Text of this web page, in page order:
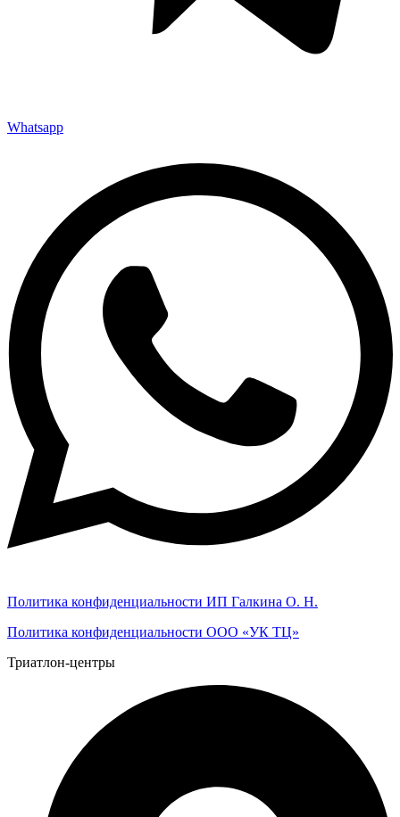
Whatsapp
Политика конфиденциальности ИП Галкина О. Н.
Политика конфиденциальности ООО «УК ТЦ»
Триатлон-центры